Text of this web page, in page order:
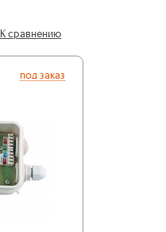
К сравнению
под заказ